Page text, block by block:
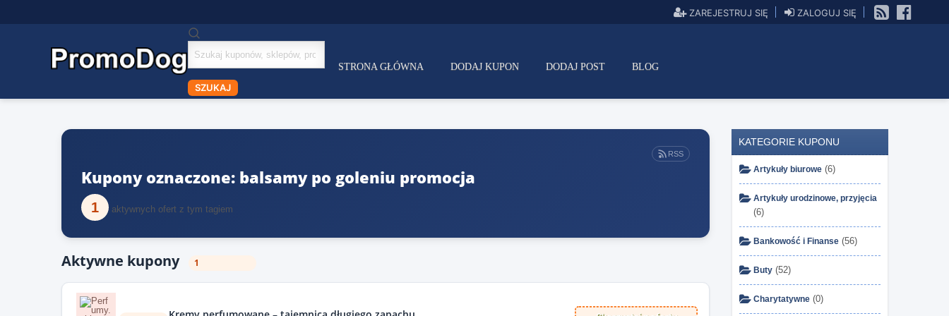
ZAREJESTRUJ SIĘ
ZALOGUJ SIĘ
Szukaj
kuponów
SZUKAJ
STRONA GŁÓWNA DODAJ KUPON DODAJ POST BLOG
RSS
Kupony oznaczone: balsamy po goleniu promocja
1 aktywnych ofert z tym tagiem
Aktywne kupony 1
KATEGORIE KUPONU
Artykuły biurowe (6)
Artykuły urodzinowe, przyjęcia
(6)
Bankowość i Finanse (56)
Buty (52)
Charytatywne (0)